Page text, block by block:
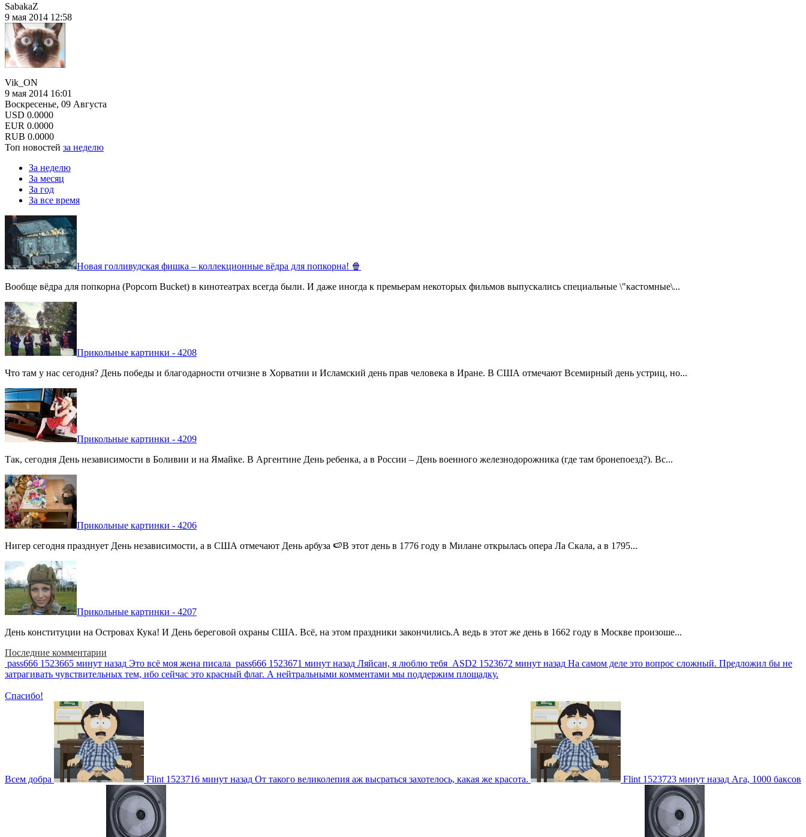
SabakaZ
9 мая 2014 12:58
Vik_ON
9 мая 2014 16:01
Воскресенье, 09 Августа
USD 0.0000
EUR 0.0000
RUB 0.0000
Топ новостей за неделю
За неделю
За месяц
За год
За все время
Новая голливудская фишка – коллекционные вёдра для попкорна! 🍿
Вообще вёдра для попкорна (Popcorn Bucket) в кинотеатрах всегда были. И даже иногда к премьерам некоторых фильмов выпускались специальные \"кастомные\...
Прикольные картинки - 4208
Что там у нас сегодня? День победы и благодарности отчизне в Хорватии и Исламский день прав человека в Иране. В США отмечают Всемирный день устриц, но...
Прикольные картинки - 4209
Так, сегодня День независимости в Боливии и на Ямайке. В Аргентине День ребенка, а в России – День военного железнодорожника (где там бронепоезд?). Вс...
Прикольные картинки - 4206
Нигер сегодня празднует День независимости, а в США отмечают День арбуза 🍉В этот день в 1776 году в Милане открылась опера Ла Скала, а в 1795...
Прикольные картинки - 4207
День конституции на Островах Кука! И День береговой охраны США. Всё, на этом праздники закончились.А ведь в этот же день в 1662 году в Москве произоше...
Последние комментарии
pass666 1523665 минут назад Это всё моя жена писала pass666 1523671 минут назад Ляйсан, я люблю тебя ASD2 1523672 минут назад На самом деле это вопрос сложный. Предложил бы не
затрагивать чувствительных тем, ибо сейчас это красный флаг. А нейтральными комментами мы поддержим площадку.
Спасибо!
Всем добра Flint 1523716 минут назад От такого великолепия аж высраться захотелось, какая же красота. Flint 1523723 минут назад Ага, 1000 баксов